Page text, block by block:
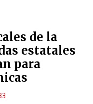
pulsa
en
de la
estatales
para